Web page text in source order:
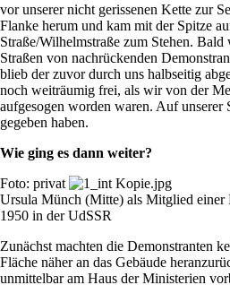
vor unserer nicht gerissenen Kette zur
Flanke herum und kam mit der Spitze
Straße/Wilhelmstraße zum Stehen.
Straßen von nachrückenden
blieb der zuvor durch uns halbseitig
noch weiträumig frei, als wir von der
aufgesogen worden waren. Auf unserer
gegeben haben.
Wie ging es dann weiter?
Foto: privat
Ursula Münch (Mitte) als Mitglied einer
1950 in der UdSSR
Zunächst machten die Demonstranten
Fläche näher an das Gebäude
unmittelbar am Haus der Ministerien